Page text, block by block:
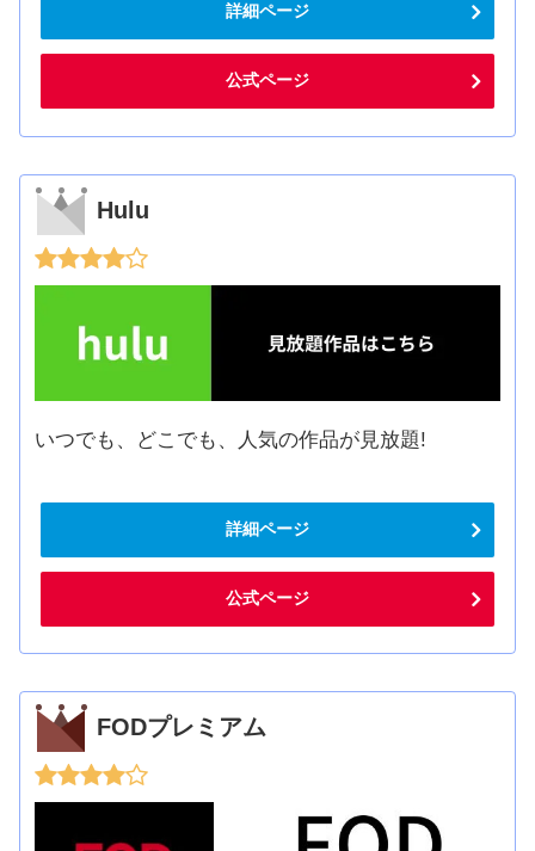
詳細ページ
公式ページ
Hulu
いつでも、どこでも、人気の作品が見放題!
詳細ページ
公式ページ
FODプレミアム